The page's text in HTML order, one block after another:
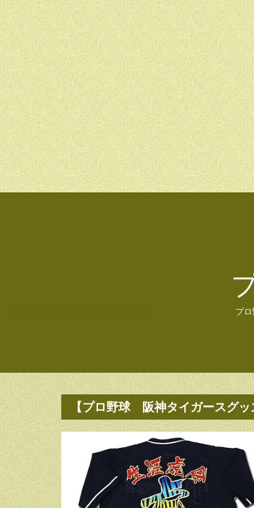
プ
【プロ野球 阪神タイガースグ